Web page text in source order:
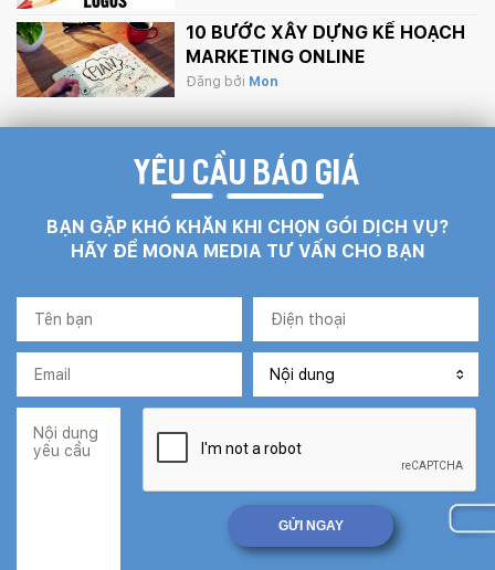
10 BƯỚC XÂY DỰNG KẾ HOẠCH
MARKETING ONLINE
Đăng bởi Mon
YÊU CẦU BÁO GIÁ
BẠN GẶP KHÓ KHĂN KHI CHỌN GÓI DỊCH VỤ?
HÃY ĐỂ MONA MEDIA TƯ VẤN CHO BẠN